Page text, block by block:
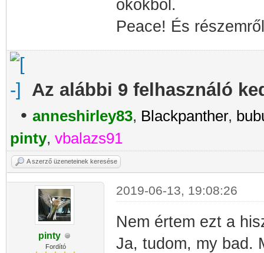
okokból.
Peace! És
Az alábbi 9 felhasználó
• anneshirley83, Blackpanther,
pinty, vbalazs91
A szerző üzeneteinek keresése
pinty
Fordító
2019-06-13, 19:08:26
Nem értem ezt a
Ja, tudom, my bad.